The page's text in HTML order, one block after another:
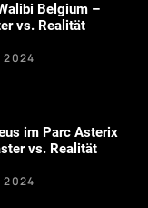
Belgium –
vs. Realität
2024
im Parc Asterix
vs. Realität
2024